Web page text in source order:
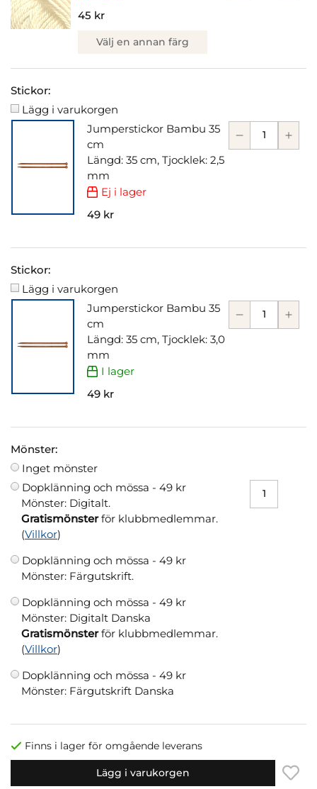
45 kr
Välj en annan färg
Stickor:
Lägg i varukorgen
Jumperstickor Bambu 35
cm
Längd: 35 cm, Tjocklek: 2,5
mm
Ej i lager
49 kr
Stickor:
Lägg i varukorgen
Jumperstickor Bambu 35
cm
Längd: 35 cm, Tjocklek: 3,0
mm
I lager
49 kr
Mönster:
Inget mönster
Dopklänning och mössa - 49 kr
Mönster: Digitalt.
Gratismönsterför klubbmedlemmar.
(Villkor)
Dopklänning och mössa - 49 kr
Mönster: Färgutskrift.
Dopklänning och mössa - 49 kr
Mönster: Digitalt Danska
Gratismönsterför klubbmedlemmar.
(Villkor)
Dopklänning och mössa - 49 kr
Mönster: Färgutskrift Danska
Finns i lager för omgående leverans
Lägg i varukorgen